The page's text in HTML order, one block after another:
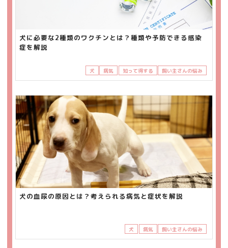
犬に必要な2種類のワクチンとは？種類や予防できる感染
症を解説
犬 病気 知って得する 飼い主さんの悩み
犬の血尿の原因とは？考えられる病気と症状を解説
犬 病気 飼い主さんの悩み